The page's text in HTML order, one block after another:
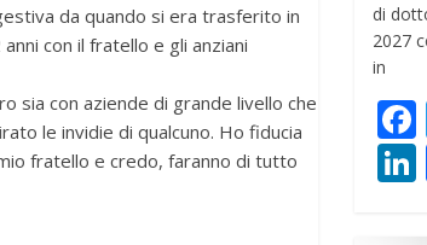
da quando si era trasferito in
con il fratello e gli anziani
sia con aziende di grande livello che
le invidie di qualcuno. Ho fiducia
fratello e credo, faranno di tutto
di
2027
in